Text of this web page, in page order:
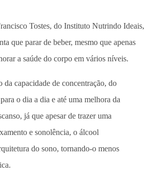
Tostes, do Instituto Nutrindo Ideais,
que parar de beber, mesmo que apenas
a saúde do corpo em vários níveis.
da capacidade de concentração, do
o dia a dia e até uma melhora da
já que apesar de trazer uma
e sonolência, o álcool
do sono, tornando-o menos